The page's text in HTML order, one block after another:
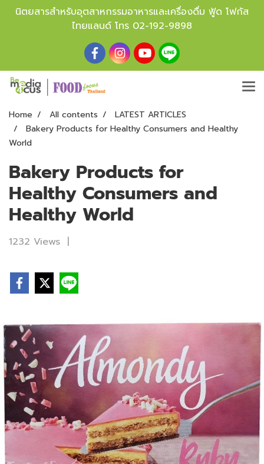
นิตยสารสำหรับอุตสาหกรรมอาหารและเครื่องดื่ม ฟู้ด โฟกัส
ไทยแลนด์ โทร 02-192-9898
Home All contents
LATEST ARTICLES
Bakery Products for Healthy Consumers and Healthy
World
Bakery Products for
Healthy Consumers and
Healthy World
1232 Views |